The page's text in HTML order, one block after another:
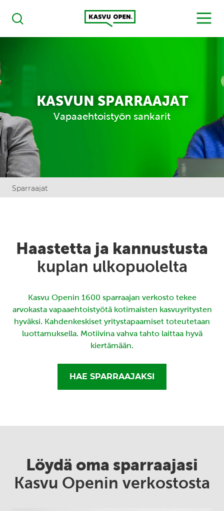
Haku
Kasvu Open
MENU
KASVUN SPARRAAJAT
Vapaaehtoistyön sankarit
Sparraajat
Haastetta ja kannustusta
kuplan ulkopuolelta
Kasvu Openin 1600 sparraajan verkosto tekee
arvokasta vapaaehtoistyötä kotimaisten kasvuyritysten
hyväksi. Kahdenkeskiset yritystapaamiset toteutetaan
luottamuksella. Motiivina vahva tahto laittaa hyvä
kiertämään.
HAE SPARRAAJAKSI
Löydä oma sparraajasi
Kasvu Openin verkostosta